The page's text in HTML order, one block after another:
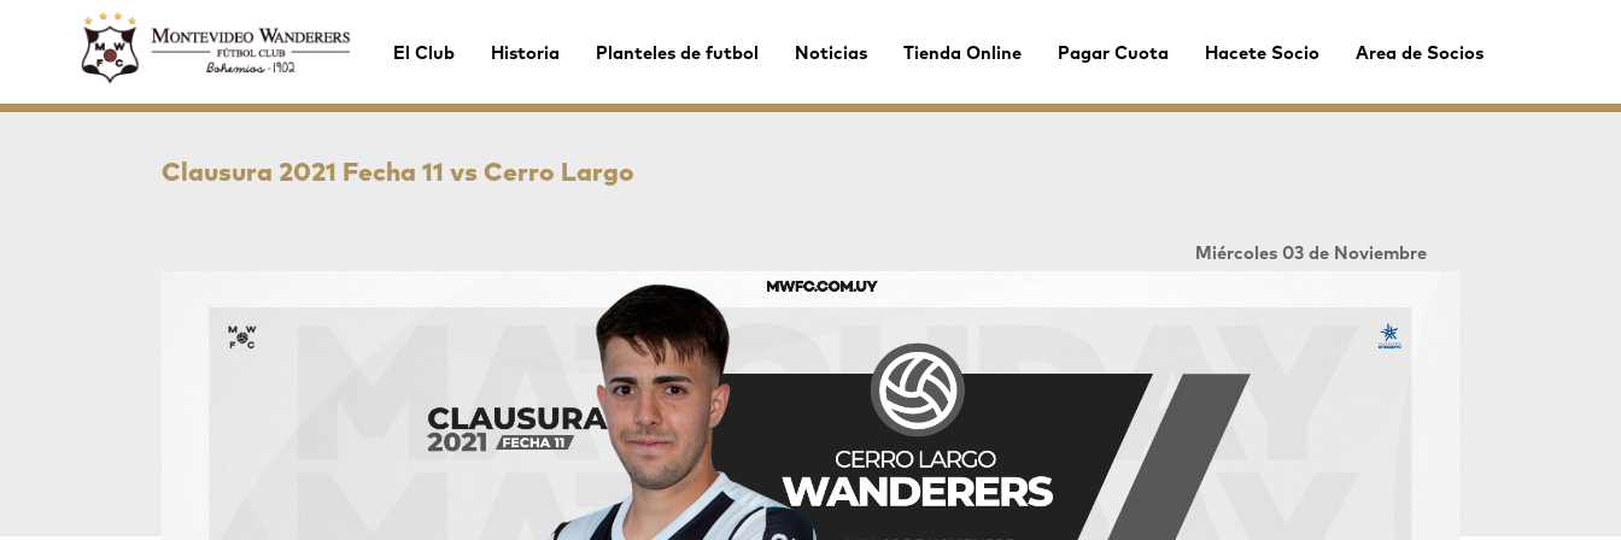
El Club Historia Planteles de futbol Noticias Tienda Online Pagar Cuota Hacete Socio Area de Socios
Clausura 2021 Fecha 11 vs Cerro Largo
Miércoles 03 de Noviembre